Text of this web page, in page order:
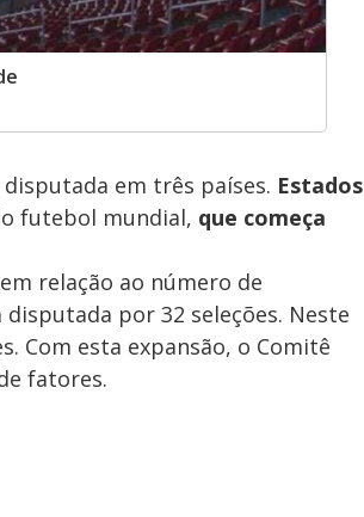
disputada em três países. Estados
futebol mundial, que começa
relação ao número de
por 32 seleções. Neste
Com esta expansão, o Comitê
fatores.